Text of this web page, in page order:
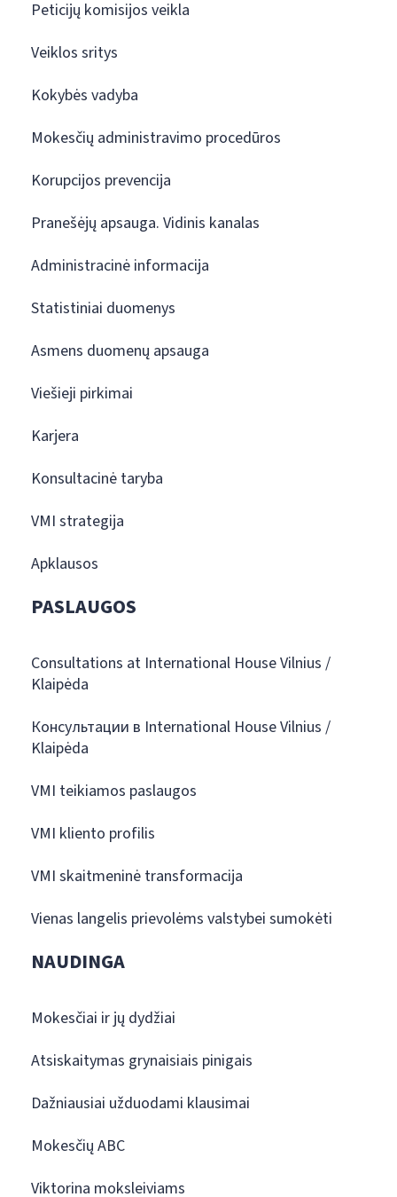
Peticijų komisijos veikla
Veiklos sritys
Kokybės vadyba
Mokesčių administravimo procedūros
Korupcijos prevencija
Pranešėjų apsauga. Vidinis kanalas
Administracinė informacija
Statistiniai duomenys
Asmens duomenų apsauga
Viešieji pirkimai
Karjera
Konsultacinė taryba
VMI strategija
Apklausos
PASLAUGOS
Consultations at International House Vilnius /
Klaipėda
Консультации в International House Vilnius /
Klaipėda
VMI teikiamos paslaugos
VMI kliento profilis
VMI skaitmeninė transformacija
Vienas langelis prievolėms valstybei sumokėti
NAUDINGA
Mokesčiai ir jų dydžiai
Atsiskaitymas grynaisiais pinigais
Dažniausiai užduodami klausimai
Mokesčių ABC
Viktorina moksleiviams